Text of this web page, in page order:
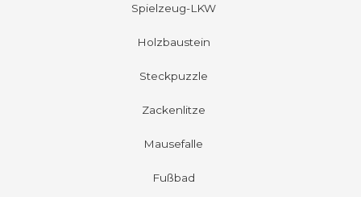
Spielzeug-LKW
Holzbaustein
Steckpuzzle
Zackenlitze
Mausefalle
Fußbad